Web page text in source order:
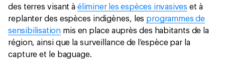
des terres visant àéliminer les espèces invasives et à
replanter des espèces indigènes, les programmes de
sensibilisation mis en place auprès des habitants de la
région, ainsi que la surveillance de l’espèce par la
capture et le baguage.